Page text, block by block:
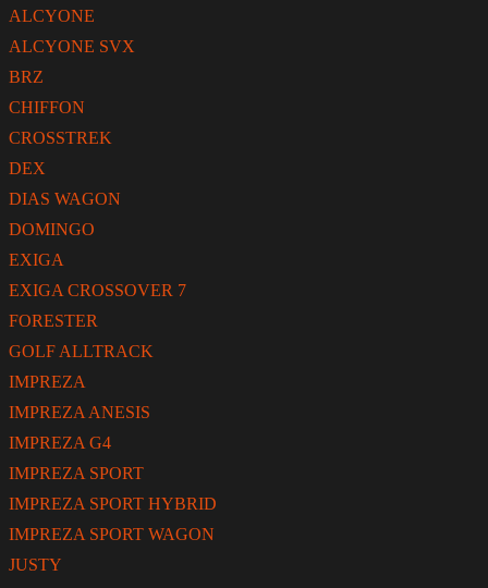
ALCYONE
ALCYONE SVX
BRZ
CHIFFON
CROSSTREK
DEX
DIAS WAGON
DOMINGO
EXIGA
EXIGA CROSSOVER 7
FORESTER
GOLF ALLTRACK
IMPREZA
IMPREZA ANESIS
IMPREZA G4
IMPREZA SPORT
IMPREZA SPORT HYBRID
IMPREZA SPORT WAGON
JUSTY